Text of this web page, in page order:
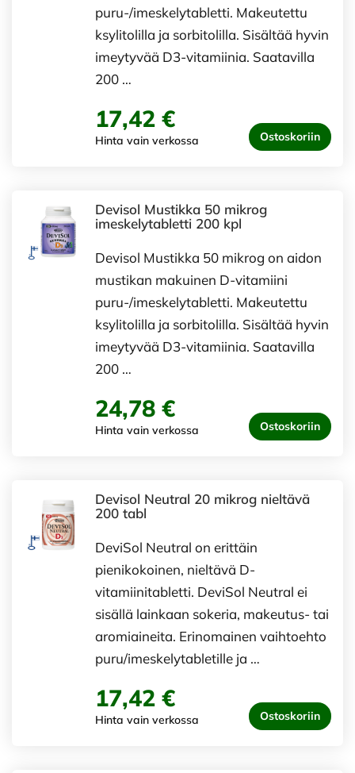
puru-/imeskelytabletti. Makeutettu
ksylitolilla ja sorbitolilla. Sisältää hyvin
imeytyvää D3-vitamiinia. Saatavilla
200 …
17,42 €
Hinta vain verkossa Ostoskoriin
Devisol Mustikka 50 mikrog
imeskelytabletti 200 kpl
Devisol Mustikka 50 mikrog on aidon
mustikan makuinen D-vitamiini
puru-/imeskelytabletti. Makeutettu
ksylitolilla ja sorbitolilla. Sisältää hyvin
imeytyvää D3-vitamiinia. Saatavilla
200 …
24,78 €
Hinta vain verkossa Ostoskoriin
Devisol Neutral 20 mikrog nieltävä
200 tabl
DeviSol Neutral on erittäin
pienikokoinen, nieltävä D-
vitamiinitabletti. DeviSol Neutral ei
sisällä lainkaan sokeria, makeutus- tai
aromiaineita. Erinomainen vaihtoehto
puru/imeskelytabletille ja …
17,42 €
Hinta vain verkossa Ostoskoriin